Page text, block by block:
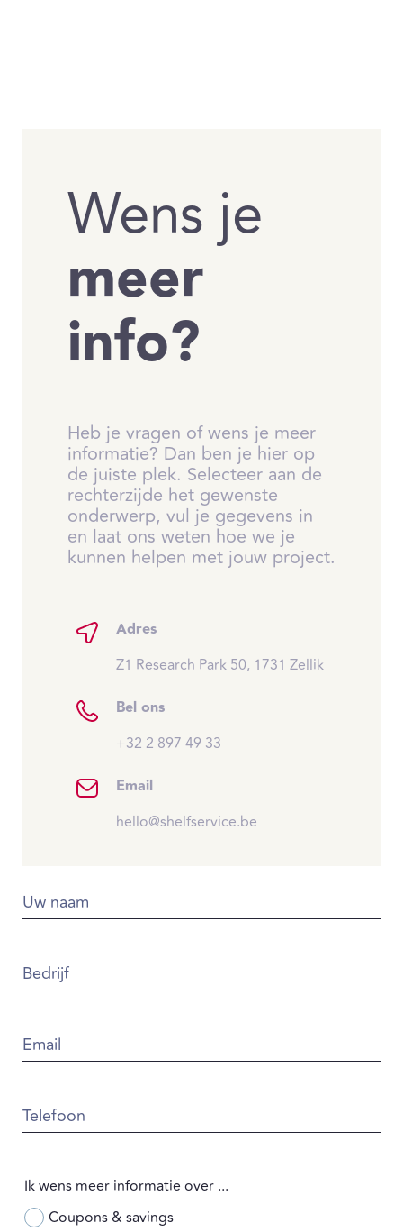
Wens je
meer
info?
Heb je vragen of wens je meer
informatie? Dan ben je hier op
de juiste plek. Selecteer aan de
rechterzijde het gewenste
onderwerp, vul je gegevens in
en laat ons weten hoe we je
kunnen helpen met jouw project.
Adres
Z1 Research Park 50, 1731 Zellik
Bel ons
+32 2 897 49 33
Email
hello@shelfservice.be
Uw naam
Bedrijf
Email
Telefoon
Ik wens meer informatie over ...
Coupons & savings